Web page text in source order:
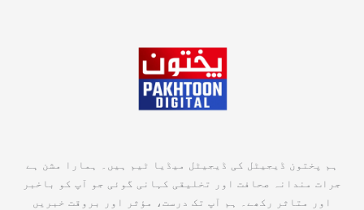
ہم پختون ڈیجیٹل کی ڈیجیٹل میڈیا ٹیم ہیں۔ ہمارا مشن ہے
جرات مندانہ صحافت اور تخلیقی کہانی گوئی جو آپ کو باخبر
اور متاثر رکھے۔ ہم آپ تک درست، مؤثر اور بروقت خبریں